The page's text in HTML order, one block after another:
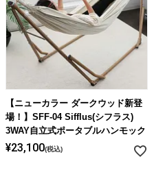
ビューティー
デジタル雑貨
ライト・シーリングファ
アクセサリー・消耗品
【ニューカラー ダークウッド新登
場！】SFF-04 Sifflus(シフラス)
3WAY自立式ポータブルハンモック
¥23,100 税込